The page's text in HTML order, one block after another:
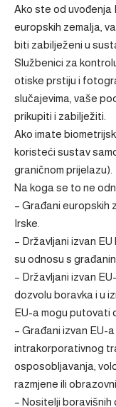
Ako ste od uvođenja
europskih zemalja,
biti zabilježeni u
Službenici za
otiske prstiju i
slučajevima, vaše
prikupiti i zabilježiti.
Ako imate
koristeći sustav
graničnom prijelazu).
Na koga se to ne
– Građani europskih
Irske.
– Državljani izvan
su odnosu s
– Državljani izvan
dozvolu boravka i u
EU-a mogu putovati
– Građani izvan EU-
intrakorporativnog
osposobljavanja,
razmjene ili
– Nositelji boravišnih